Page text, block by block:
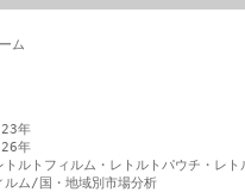
ム
年
年
ルトフィルム・レトルトパウチ・レト
ルム/国・地域別市場分析